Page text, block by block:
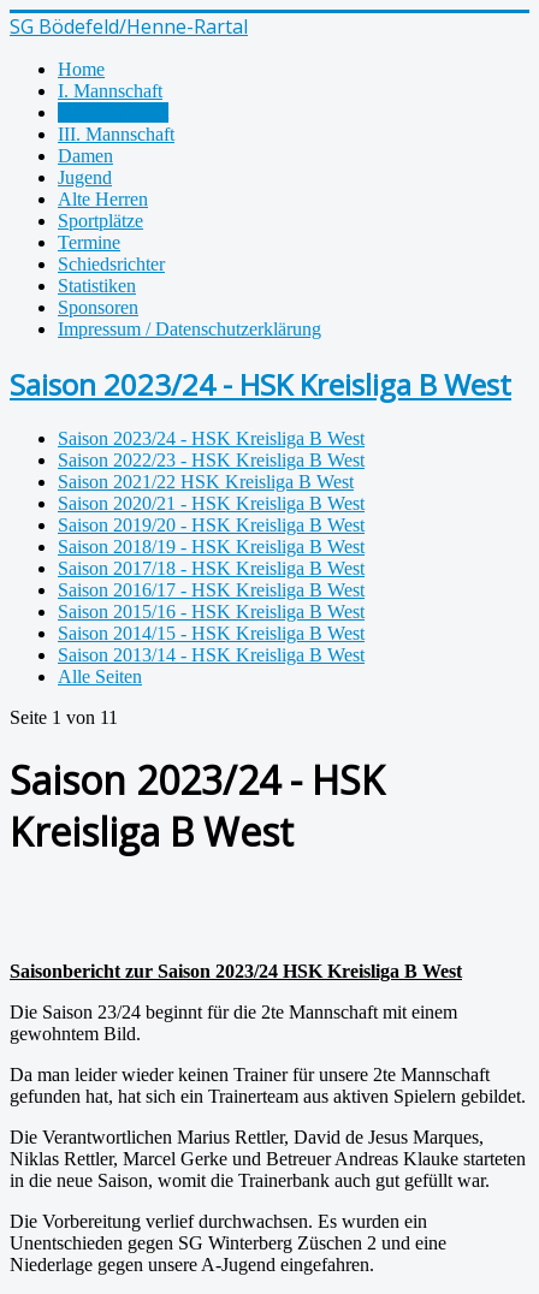
SG Bödefeld/Henne-Rartal
Home
I. Mannschaft
III. Mannschaft
Damen
Jugend
Alte Herren
Sportplätze
Termine
Schiedsrichter
Statistiken
Sponsoren
Impressum / Datenschutzerklärung
Saison 2023/24 - HSK Kreisliga B West
Saison 2023/24 - HSK Kreisliga B West
Saison 2022/23 - HSK Kreisliga B West
Saison 2021/22 HSK Kreisliga B West
Saison 2020/21 - HSK Kreisliga B West
Saison 2019/20 - HSK Kreisliga B West
Saison 2018/19 - HSK Kreisliga B West
Saison 2017/18 - HSK Kreisliga B West
Saison 2016/17 - HSK Kreisliga B West
Saison 2015/16 - HSK Kreisliga B West
Saison 2014/15 - HSK Kreisliga B West
Saison 2013/14 - HSK Kreisliga B West
Alle Seiten
Seite 1 von 11
Saison 2023/24 - HSK
Kreisliga B West
Saisonbericht zur Saison 2023/24 HSK Kreisliga B West
Die Saison 23/24 beginnt für die 2te Mannschaft mit einem
gewohntem Bild.
Da man leider wieder keinen Trainer für unsere 2te Mannschaft
gefunden hat, hat sich ein Trainerteam aus aktiven Spielern gebildet.
Die Verantwortlichen Marius Rettler, David de Jesus Marques,
Niklas Rettler, Marcel Gerke und Betreuer Andreas Klauke starteten
in die neue Saison, womit die Trainerbank auch gut gefüllt war.
Die Vorbereitung verlief durchwachsen. Es wurden ein
Unentschieden gegen SG Winterberg Züschen 2 und eine
Niederlage gegen unsere A-Jugend eingefahren.